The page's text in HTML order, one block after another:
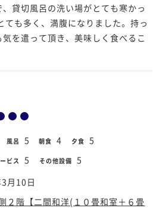
貸切風呂の洗い場がとても寒かっ
ても多く、満腹になりました。持っ
を遣って頂き、美味しく食べるこ
風呂 5 朝食 4 夕食 5
ビス 5 その他設備 5
月10日
２階【二間和洋(１０畳和室＋６畳